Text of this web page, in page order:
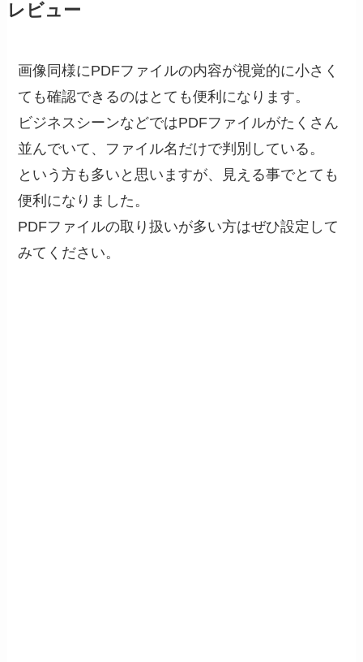
レビュー
画像同様にPDFファイルの内容が視覚的に小さく
ても確認できるのはとても便利になります。
ビジネスシーンなどではPDFファイルがたくさん
並んでいて、ファイル名だけで判別している。
という方も多いと思いますが、見える事でとても
便利になりました。
PDFファイルの取り扱いが多い方はぜひ設定して
みてください。